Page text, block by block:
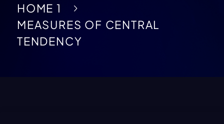
HOME 1
MEASURES OF CENTRAL
TENDENCY